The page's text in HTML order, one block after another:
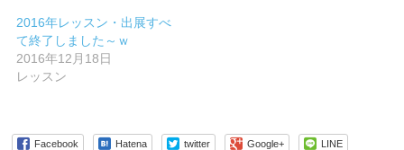
開
き
ま
す)
い
ウ
ィ
ン
す)
き
ま
す)
2016年レッスン・出展すべ
て終了しました～ｗ
2016年12月18日
レッスン
Facebook Hatena twitter Google+ LINE